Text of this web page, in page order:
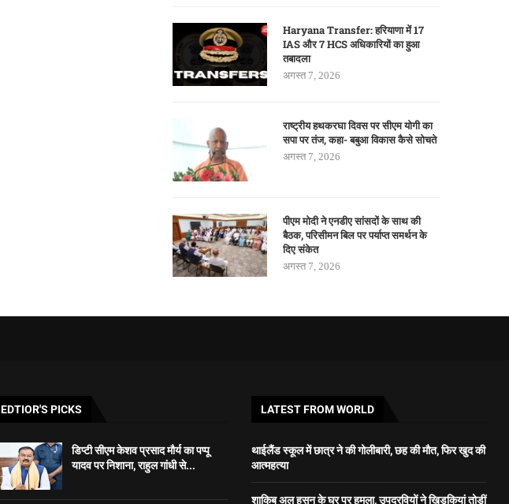
Haryana Transfer: हरियाणा में 17
IAS और 7 HCS अधिकारियों का हुआ
तबादला
अगस्त 7, 2026
राष्ट्रीय हथकरघा दिवस पर सीएम योगी का
सपा पर तंज, कहा- बबुआ विकास कैसे सोचते
अगस्त 7, 2026
पीएम मोदी ने एनडीए सांसदों के साथ की
बैठक, परिसीमन बिल पर पर्याप्त समर्थन के
दिए संकेत
अगस्त 7, 2026
EDTIOR'S PICKS
डिप्टी सीएम केशव प्रसाद मौर्य का पप्पू
यादव पर निशाना, राहुल गांधी से...
LATEST FROM WORLD
थाईलैंड स्कूल में छात्र ने की गोलीबारी, छह की मौत, फिर खुद की
आत्महत्या
शाकिब अल हसन के घर पर हमला, उपद्रवियों ने खिड़कियां तोड़ीं